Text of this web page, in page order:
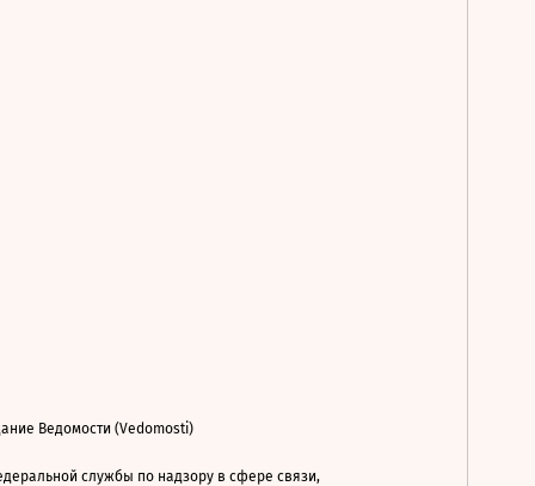
Ведомости (Vedomosti)
службы по надзору в сфере связи,